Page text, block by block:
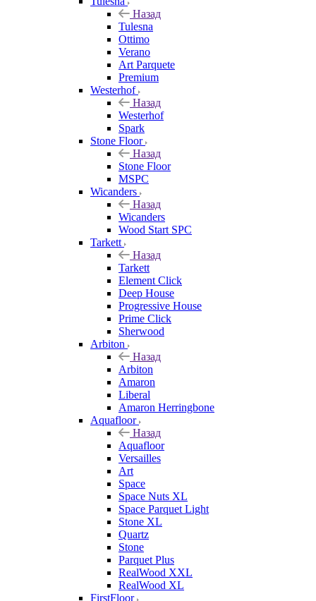
Назад
Tulesna
Ottimo
Verano
Art Parquete
Premium
Westerhof
Назад
Westerhof
Spark
Stone Floor
Назад
Stone Floor
MSPC
Wicanders
Назад
Wicanders
Wood Start SPC
Tarkett
Назад
Tarkett
Element Click
Deep House
Progressive House
Prime Click
Sherwood
Arbiton
Назад
Arbiton
Amaron
Liberal
Amaron Herringbone
Aquafloor
Назад
Aquafloor
Versailles
Art
Space
Space Nuts XL
Space Parquet Light
Stone XL
Quartz
Stone
Parquet Plus
RealWood XXL
RealWood XL
FirstFloor